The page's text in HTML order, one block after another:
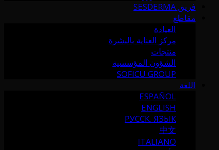
فريق SESDERMA
مقاطع
العيادة
مركز العناية بالبشرة
منتجات
الشؤون المؤسسية
SOFICU GROUP
اللغة
ESPAÑOL
ENGLISH
РУССК. ЯЗЫК
中文
ITALIANO